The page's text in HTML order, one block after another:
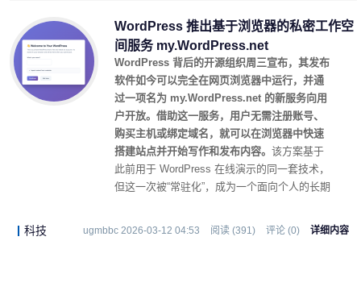
WordPress 推出基于浏览器的私密工作空
间服务 my.WordPress.net
WordPress 背后的开源组织周三宣布，其发布
软件如今可以完全在网页浏览器中运行，并通
过一项名为 my.WordPress.net 的新服务向用
户开放。借助这一服务，用户无需注册账号、
购买主机或绑定域名，就可以在浏览器中快速
搭建站点并开始写作和发布内容。 该方案基于
此前用于 WordPress 在线演示的同一套技术，
但这一次被“常驻化”，成为一个面向个人的长期
科技 ugmbbc 2026-03-12 04:53 阅读 (391) 评论 (0) 详细内容